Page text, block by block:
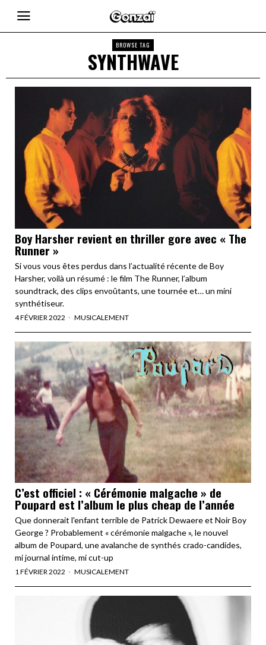
BROWSE TAG
SYNTHWAVE
Boy Harsher revient en thriller gore avec « The
Runner »
Si vous vous êtes perdus dans l’actualité récente de Boy
Harsher, voilà un résumé : le film The Runner, l’album
soundtrack, des clips envoûtants, une tournée et… un mini
synthétiseur.
4 FÉVRIER 2022 MUSICALEMENT
C’est officiel : « Cérémonie malgache » de
Poupard est l’album le plus cheap de l’année
Que donnerait l'enfant terrible de Patrick Dewaere et Noir Boy
George ? Probablement « cérémonie malgache », le nouvel
album de Poupard, une avalanche de synthés crado-candides,
mi journal intime, mi cut-up
1 FÉVRIER 2022 MUSICALEMENT